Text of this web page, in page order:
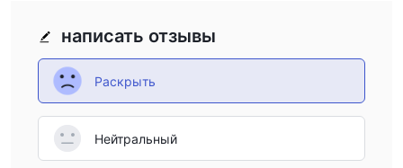
написать отзывы
Раскрыть
Нейтральный